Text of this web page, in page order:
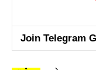
Join Telegram